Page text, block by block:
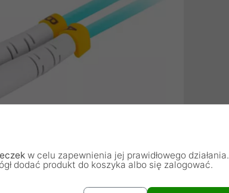
w celu zapewnienia jej prawidłowego działania.
dodać produkt do koszyka albo się zalogować.